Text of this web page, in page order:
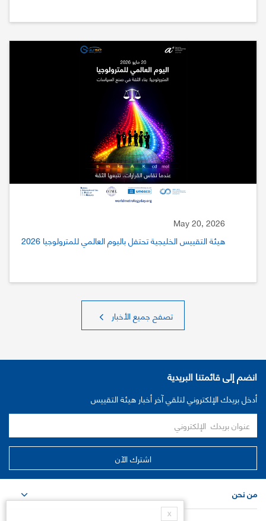
May 20, 2026
هيئة التقييس الخليجية تحتفل باليوم العالمي للمترولوجيا 2026
تصفح جميع الأخبار
انضم إلى قائمتنا البريدية
أدخل بريدك الإلكتروني لتلقي آخر أخبار هيئة التقييس
من نحن
X